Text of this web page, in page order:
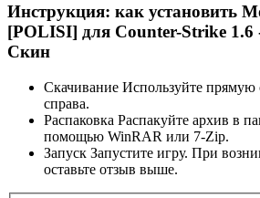
Инструкция: как установить
[POLISI] для Counter-Strike
Скин
Скачивание Используйте прямую
справа.
Распаковка Распакуйте архив в
помощью WinRAR или 7-Zip.
Запуск Запустите игру. При
оставьте отзыв выше.